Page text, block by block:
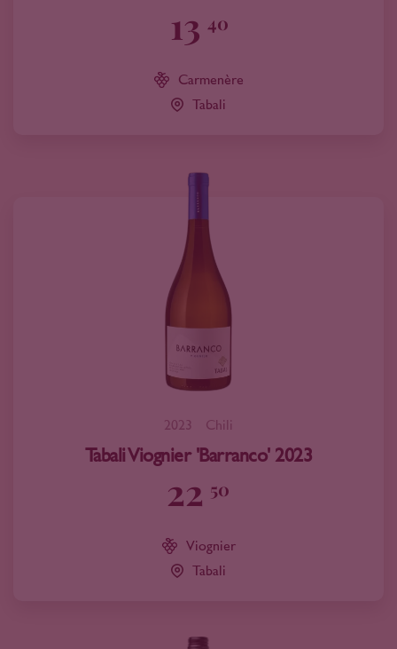
13 40
Carmenère
Tabali
2023 Chili
Tabali Viognier 'Barranco' 2023
22 50
Viognier
Tabali